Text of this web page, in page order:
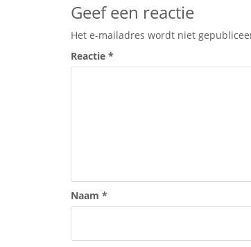
Geef een reactie
Het e-mailadres wordt niet
Reactie *
Naam *